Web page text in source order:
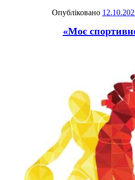
Опубліковано
«Моє